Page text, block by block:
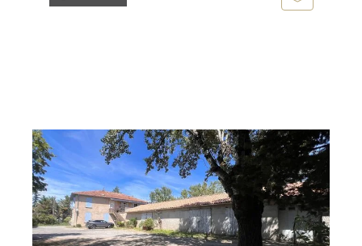
ST HILAIRE DE BRETHMAS 30
480,94 m
2
Ref : 14555
Immeuble à vendre
289 000 €